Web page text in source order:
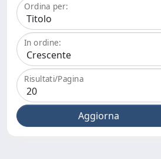
Ordina per:
In ordine:
Risultati/Pagina